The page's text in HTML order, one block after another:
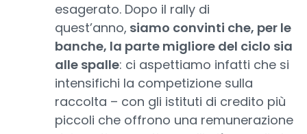
esagerato. Dopo il rally di
quest’anno, siamo convinti che, per le
banche, la parte migliore del ciclo sia
alle spalle: ci aspettiamo infatti che si
intensifichi la competizione sulla
raccolta – con gli istituti di credito più
piccoli che offrono una remunerazione